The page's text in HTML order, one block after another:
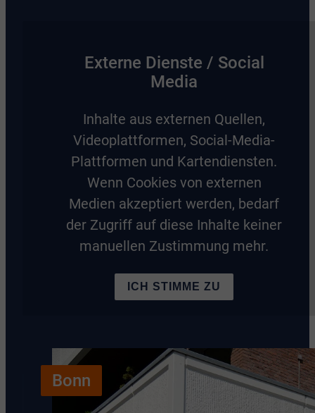
Externe Dienste / Social
Media
Inhalte aus externen Quellen,
Videoplattformen, Social-Media-
Plattformen und Kartendiensten.
Wenn Cookies von externen
Medien akzeptiert werden, bedarf
der Zugriff auf diese Inhalte keiner
manuellen Zustimmung mehr.
ICH STIMME ZU
Bonn